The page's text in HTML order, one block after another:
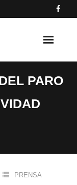
PARO
PRENSA